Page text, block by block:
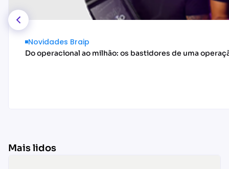
Novidades Braip
Do operacional ao milhão: os bastidores de uma
Mais lidos